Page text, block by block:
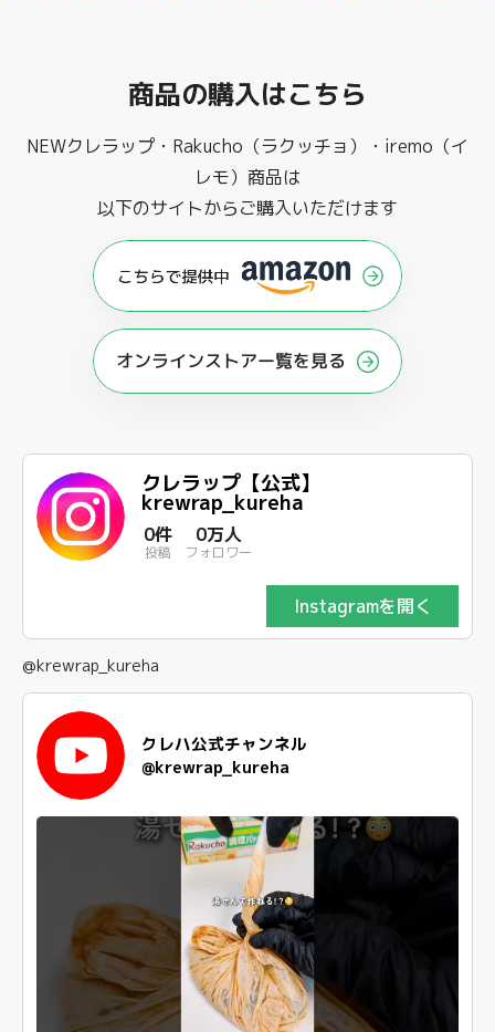
商品の購入はこちら
NEWクレラップ・Rakucho（ラクッチョ）・iremo（イ
レモ）商品は
以下のサイトからご購入いただけます
オンラインストアー覧を見る
クレラップ【公式】
krewrap_kureha
0件
投稿
0万人
フォロワー
Instagramを開く
@krewrap_kureha
クレハ公式チャンネル
@krewrap_kureha